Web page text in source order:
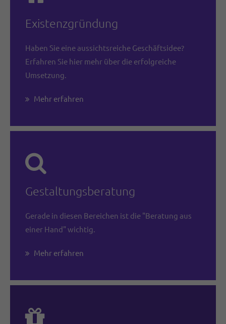
Existenzgründung
Haben Sie eine aussichtsreiche Geschäftsidee?
Erfahren Sie hier mehr über die erfolgreiche
Umsetzung.
Mehr erfahren
Gestaltungsberatung
Gerade in diesen Bereichen ist die "Beratung aus
einer Hand" wichtig.
Mehr erfahren